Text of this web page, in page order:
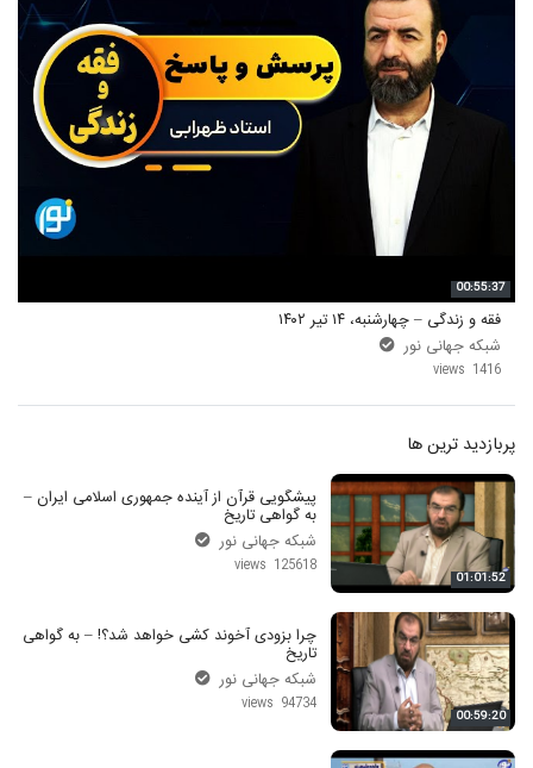
00:55:37
فقه و زندگی – چهارشنبه، ۱۴ تیر ۱۴۰۲
شبکه جهانی نور
1416 views
پربازدید ترین ها
01:01:52
پیشگویی قرآن از آینده جمهوری اسلامی ایران –
به گواهی تاریخ
شبکه جهانی نور
125618 views
00:59:20
چرا بزودی آخوند کشی خواهد شد؟! – به گواهی
تاریخ
شبکه جهانی نور
94734 views